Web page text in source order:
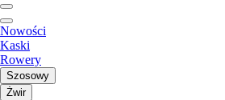
Nowości
Kaski
Rowery
Szosowy
Żwir